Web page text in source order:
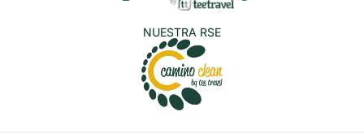
NUESTRA RSE